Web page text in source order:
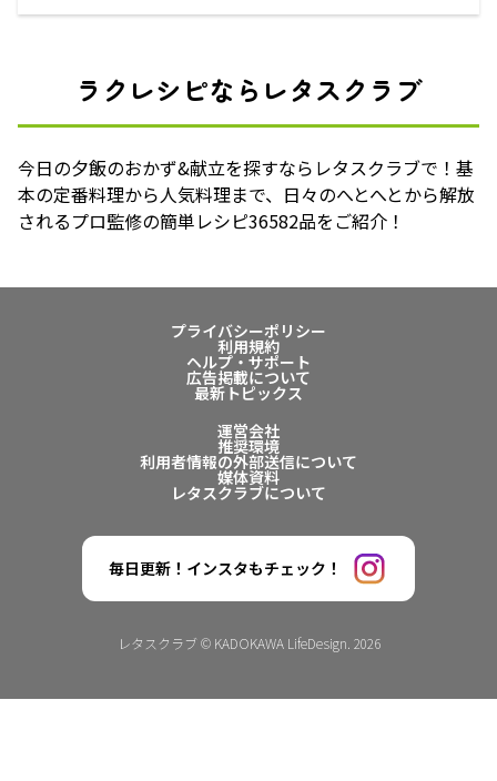
ラクレシピならレタスクラブ
今日の夕飯のおかず&献立を探すならレタスクラブで！基
本の定番料理から人気料理まで、日々のへとへとから解放
されるプロ監修の簡単レシピ36582品をご紹介！
プライバシーポリシー
利用規約
ヘルプ・サポート
広告掲載について
最新トピックス
運営会社
推奨環境
利用者情報の外部送信について
媒体資料
レタスクラブについて
毎日更新！インスタもチェック！
レタスクラブ © KADOKAWA LifeDesign. 2026